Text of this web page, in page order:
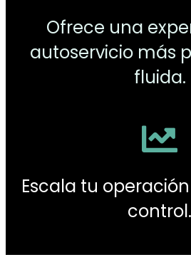
Ofrece una
autoservicio más
fluida.
Escala tu
control.